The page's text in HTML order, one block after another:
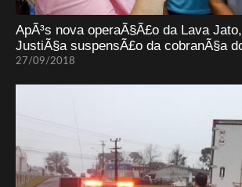
ApÃ³s nova operaÃ§Ã£o da Lava
JustiÃ§a suspensÃ£o da cobranÃ§a
27/09/2018